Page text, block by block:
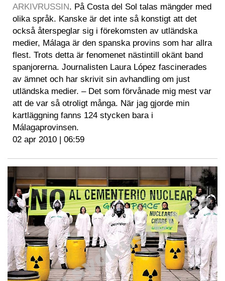
ARKIVRUSSIN. På Costa del Sol talas mängder med
olika språk. Kanske är det inte så konstigt att det
också återspeglar sig i förekomsten av utländska
medier, Málaga är den spanska provins som har allra
flest. Trots detta är fenomenet nästintill okänt band
spanjorerna. Journalisten Laura López fascinerades
av ämnet och har skrivit sin avhandling om just
utländska medier. – Det som förvånade mig mest var
att de var så otroligt många. När jag gjorde min
kartläggning fanns 124 stycken bara i
Málagaprovinsen.
02 apr 2010 | 06:59